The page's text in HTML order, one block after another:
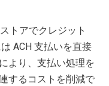
トアでクレジット
ACH 支払いを直接
より、支払い処理を
するコストを削減で